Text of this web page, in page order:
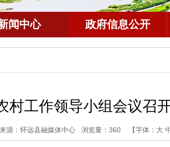
闻中心 政府信息公开
村工作领导小组会议召
源：怀远县融媒体中心 浏览量： 360 【字体： 大